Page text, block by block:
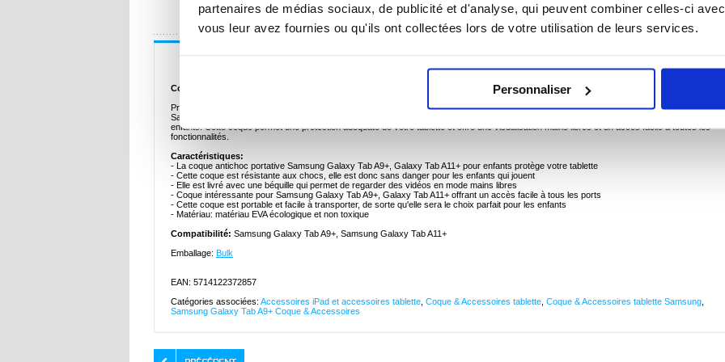
partenaires de médias sociaux, de publicité et d'analyse, qui peuvent combiner celles-ci
vous leur avez fournies ou qu'ils ont collectées lors de votre utilisation de leurs services.
Personnaliser
UNE QUESTION ? CONTACTEZ-NOUS ! CHAT EN DIRECT
Coque Antichoc Portative pour Enfants pour Samsung Galaxy Tab A9+, Galaxy Tab A11+
Protégez votre Samsung Galaxy Tab A9+, Galaxy Tab A11+ avec cette intéressante coque pour enfants. La coque antichoc pour enfants
Samsung Galaxy Tab A9+, Galaxy Tab A11+ est fabriquée en matériau EVA écologique et non toxique, elle est donc sans danger pour les
enfants. Cette coque permet une protection adéquate de votre tablette et offre une visualisation mains libres et un accès facile à toutes les
fonctionnalités.
Caractéristiques:
- La coque antichoc portative Samsung Galaxy Tab A9+, Galaxy Tab A11+ pour enfants protège votre tablette
- Cette coque est résistante aux chocs, elle est donc sans danger pour les enfants qui jouent
- Elle est livré avec une béquille qui permet de regarder des vidéos en mode mains libres
- Coque intéressante pour Samsung Galaxy Tab A9+, Galaxy Tab A11+ offrant un accès facile à tous les ports
- Cette coque est portable et facile à transporter, de sorte qu'elle sera le choix parfait pour les enfants
- Matériau: matériau EVA écologique et non toxique
Compatibilité: Samsung Galaxy Tab A9+, Samsung Galaxy Tab A11+
Emballage: Bulk
EAN: 5714122372857
Catégories associées: Accessoires iPad et accessoires tablette Coque & Accessoires tablette Coque & Accessoires tablette Samsung
Samsung Galaxy Tab A9+ Coque & Accessoires